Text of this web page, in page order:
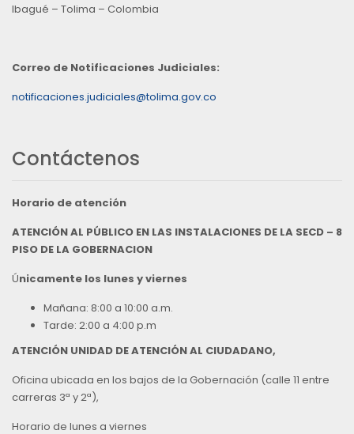
Ibagué – Tolima – Colombia
Correo de Notificaciones Judiciales:
notificaciones.judiciales@tolima.gov.co
Contáctenos
Horario de atención
ATENCIÓN AL PÚBLICO EN LAS INSTALACIONES DE LA SECD – 8
PISO DE LA GOBERNACION
Únicamente los lunes y viernes
Mañana: 8:00 a 10:00 a.m.
Tarde: 2:00 a 4:00 p.m
ATENCIÓN UNIDAD DE ATENCIÓN AL CIUDADANO,
Oficina ubicada en los bajos de la Gobernación (calle 11 entre
carreras 3ª y 2ª),
Horario de lunes a viernes